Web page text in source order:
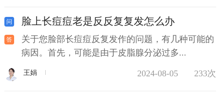
脸上长痘痘老是反反复复发怎么办
关于您脸部长痘痘反复发作的问题，有几种可能的
病因。首先，可能是由于皮脂腺分泌过多...
王娟 2024-08-05 233次